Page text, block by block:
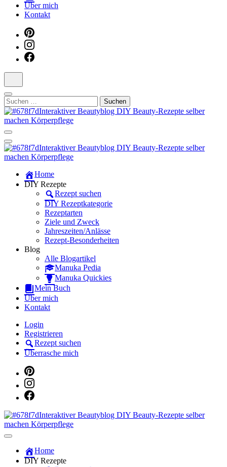
Über mich
Kontakt
Suchen
nach:
Manuka Magic – Natürlich schön:
Dein interaktiver DIY Beautyblog
Manuka Magic – Natürlich schön:
Dein interaktiver DIY Beautyblog
Dein persönlicher interaktiver DIY Beautyblog
Home
DIY Rezepte
Rezept suchen
DIY Rezeptkategorie
Rezeptarten
Ziele und Zweck
Jahreszeiten/Anlässe
Rezept-Besonderheiten
Blog
Alle Blogartikel
Manuka Pedia
Manuka Quickies
Mein Buch
Über mich
Kontakt
Login
Registrieren
Rezept suchen
Überrasche mich
Manuka Magic – Natürlich schön:
Home
DIY Rezepte